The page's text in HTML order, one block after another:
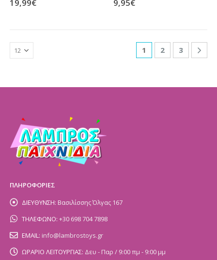
19,99€ 9,95€
1 2 3
ΠΛΗΡΟΦΟΡΙΕΣ
ΔΙΕΥΘΥΝΣΗ: Βασιλίσσης Όλγας 167
ΤΗΛΕΦΩΝΟ: +30 698 704 7898
EMAIL: info@lambrostoys.gr
ΩΡΑΡΙΟ ΛΕΙΤΟΥΡΓΙΑΣ: Δευ - Παρ / 9:00 πμ - 9:00 μμ